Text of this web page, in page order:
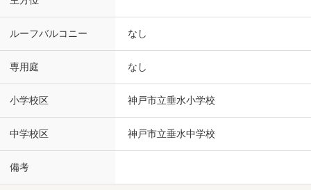
ルーフバルコニー なし
専用庭 なし
小学校区 神戸市立垂水小学校
中学校区 神戸市立垂水中学校
備考